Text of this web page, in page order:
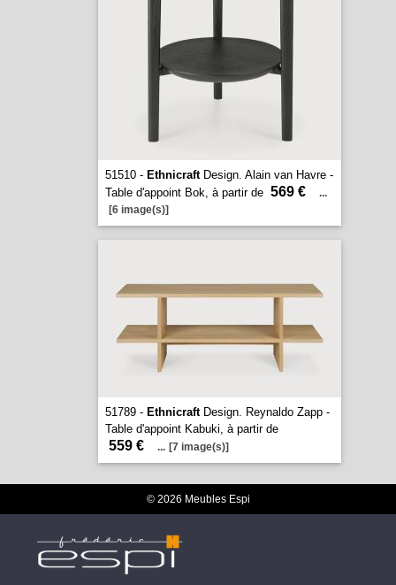
51510 - EthnicraftDesign. Alain van Havre -
Table d'appoint Bok, à partir de 569 €
...
[6 image(s)]
51789 - EthnicraftDesign. Reynaldo Zapp -
Table d'appoint Kabuki, à partir de
559 € ... [7 image(s)]
© 2026 Meubles Espi